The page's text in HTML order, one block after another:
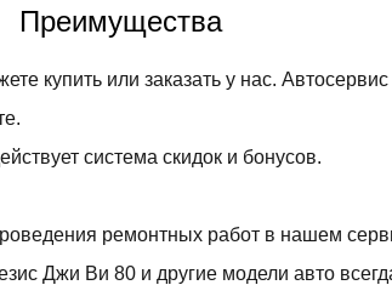
Преимущества
купить или заказать у нас.
система скидок и бонусов.
ремонтных работ в нашем
Джи Ви 80 и другие модели авто